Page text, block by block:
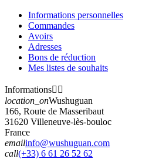
Informations personnelles
Commandes
Avoirs
Adresses
Bons de réduction
Mes listes de souhaits
Informations 
location_onWushuguan
166, Route de Masseribaut
31620 Villeneuve-lès-bouloc
France
emailinfo@wushuguan.com
call(+33) 6 61 26 52 62